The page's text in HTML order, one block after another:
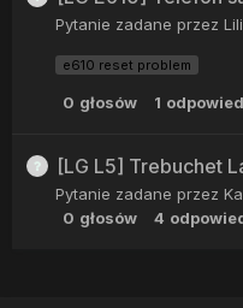
Pytanie zadane przez
e610 reset problem
0 głosów 1
[LG L5] Trebuchet
Pytanie zadane przez
0 głosów 4